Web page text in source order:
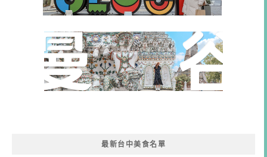
最新台中美食名單